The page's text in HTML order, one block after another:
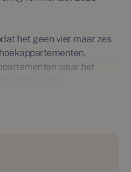
het geen vier maar zes
waar het
kun je kiezen: het
kijkt ontdekt een subtiele
en kleuren metselwerk.